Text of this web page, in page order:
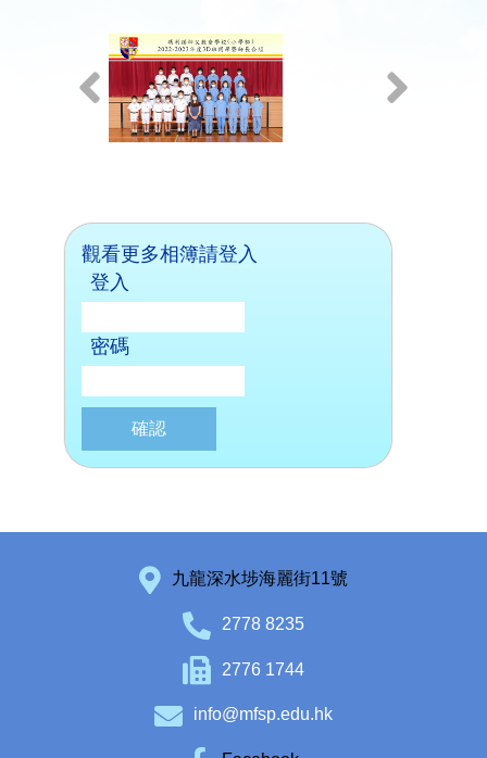
觀看更多相簿請登入
登入
密碼
九龍深水埗海麗街11號
2778 8235
2776 1744
info@mfsp.edu.hk